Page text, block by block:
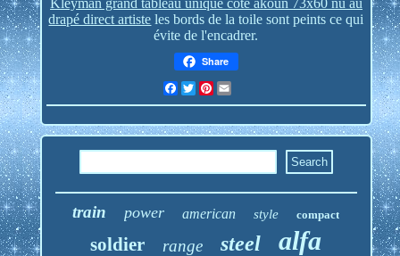
Kleyman grand tableau unique côté akoun 73x60 nu au
drapé direct artiste les bords de la toile sont peints ce qui
évite de l'encadrer.
Share
Facebook
Twitter
Pinterest
train power american style compact
soldier range steel alfa